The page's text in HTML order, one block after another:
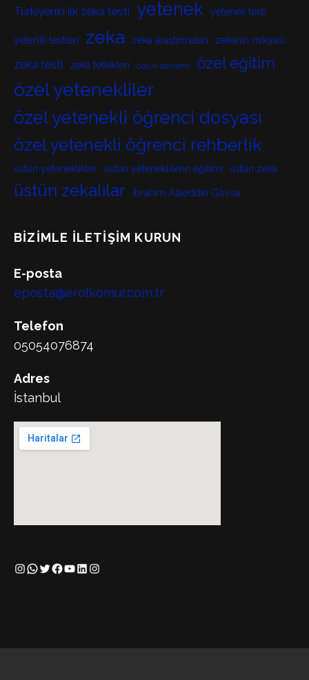
Türkiyenin ilk zeka testi yetenek yetenek testi
yeterlik testleri zeka zeka araştırmaları zekanın mikyası
zeka testi zeka tetkikleri çocuk bayramı özel eğitim
özel yetenekliler
özel yetenekli öğrenci dosyası
özel yetenekli öğrenci rehberlik
üstün yeteneklikler üstün yeteneklilerin eğitimi üstün zeka
üstün zekalılar İbrahim Alaeddin Gövsa
BIZIMLE İLETIŞIM KURUN
E-posta
eposta@erolkomur.com.tr
Telefon
05054076874
Adres
İstanbul
Instagram
WhatsApp
Twitter
Facebook
YouTube
LinkedIn
Instagram